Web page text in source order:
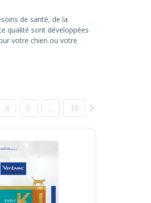
de santé, de la
qualité sont développées
votre chien ou votre
4 5 … 10